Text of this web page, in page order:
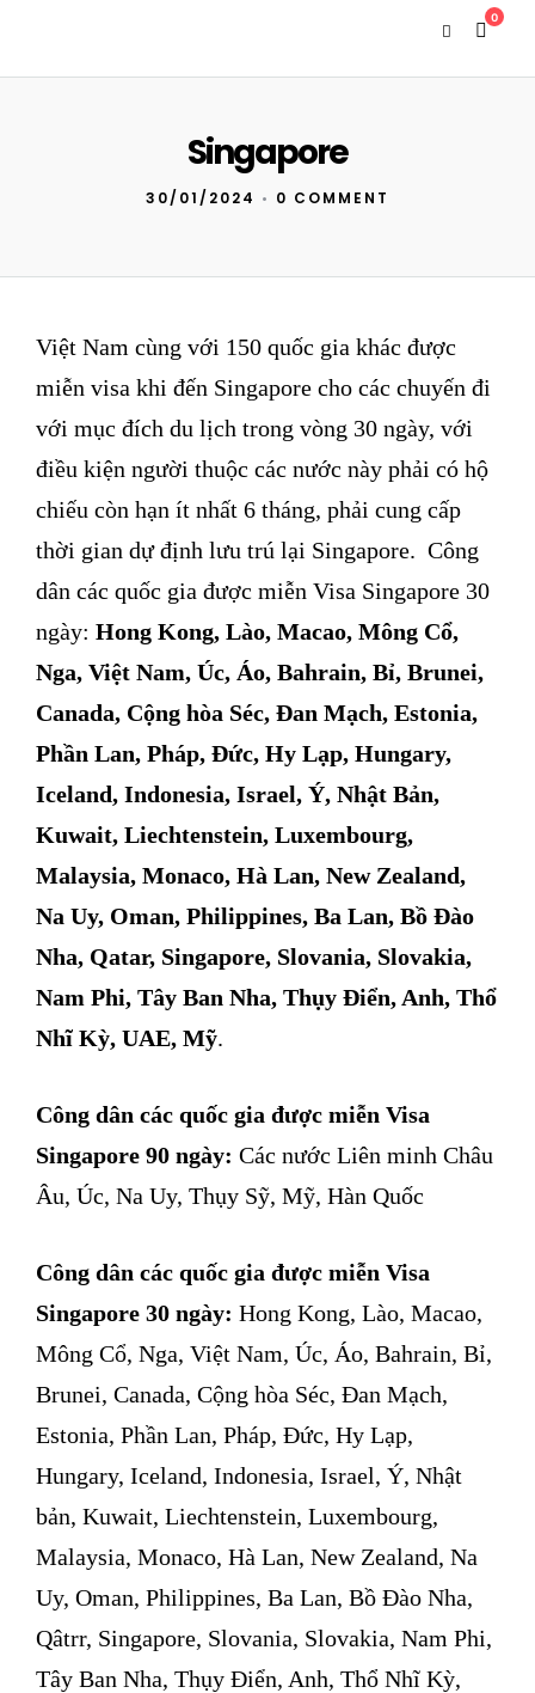
0
Singapore
30/01/2024 • 0 COMMENT
Việt Nam cùng với 150 quốc gia khác được
miễn visa khi đến Singapore cho các chuyến đi
với mục đích du lịch trong vòng 30 ngày, với
điều kiện người thuộc các nước này phải có hộ
chiếu còn hạn ít nhất 6 tháng, phải cung cấp
thời gian dự định lưu trú lại Singapore. Công
dân các quốc gia được miễn Visa Singapore 30
ngày: Hong Kong, Lào, Macao, Mông Cổ,
Nga, Việt Nam, Úc, Áo, Bahrain, Bỉ, Brunei,
Canada, Cộng hòa Séc, Đan Mạch, Estonia,
Phần Lan, Pháp, Đức, Hy Lạp, Hungary,
Iceland, Indonesia, Israel, Ý, Nhật Bản,
Kuwait, Liechtenstein, Luxembourg,
Malaysia, Monaco, Hà Lan, New Zealand,
Na Uy, Oman, Philippines, Ba Lan, Bồ Đào
Nha, Qatar, Singapore, Slovania, Slovakia,
Nam Phi, Tây Ban Nha, Thụy Điển, Anh, Thổ
Nhĩ Kỳ, UAE, Mỹ.
Công dân các quốc gia được miễn Visa
Singapore 90 ngày: Các nước Liên minh Châu
Âu, Úc, Na Uy, Thụy Sỹ, Mỹ, Hàn Quốc
Công dân các quốc gia được miễn Visa
Singapore 30 ngày: Hong Kong, Lào, Macao,
Mông Cổ, Nga, Việt Nam, Úc, Áo, Bahrain, Bỉ,
Brunei, Canada, Cộng hòa Séc, Đan Mạch,
Estonia, Phần Lan, Pháp, Đức, Hy Lạp,
Hungary, Iceland, Indonesia, Israel, Ý, Nhật
bản, Kuwait, Liechtenstein, Luxembourg,
Malaysia, Monaco, Hà Lan, New Zealand, Na
Uy, Oman, Philippines, Ba Lan, Bồ Đào Nha,
Qâtrr, Singapore, Slovania, Slovakia, Nam Phi,
Tây Ban Nha, Thụy Điển, Anh, Thổ Nhĩ Kỳ,